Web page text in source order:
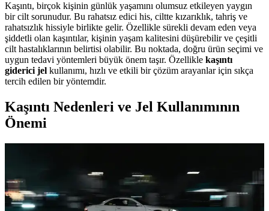
Kaşıntı, birçok kişinin günlük yaşamını olumsuz etkileyen yaygın
bir cilt sorunudur. Bu rahatsız edici his, ciltte kızarıklık, tahriş ve
rahatsızlık hissiyle birlikte gelir. Özellikle sürekli devam eden veya
şiddetli olan kaşıntılar, kişinin yaşam kalitesini düşürebilir ve çeşitli
cilt hastalıklarının belirtisi olabilir. Bu noktada, doğru ürün seçimi ve
uygun tedavi yöntemleri büyük önem taşır. Özellikle kaşıntı
giderici jel kullanımı, hızlı ve etkili bir çözüm arayanlar için sıkça
tercih edilen bir yöntemdir.
Kaşıntı Nedenleri ve Jel Kullanımının
Önemi